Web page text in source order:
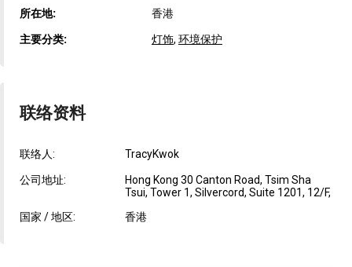
所在地: 香港
主要分类: 灯饰, 环境保护
联络资料
联络人: TracyKwok
公司地址:
Hong Kong 30 Canton Road, Tsim Sha
Tsui, Tower 1, Silvercord, Suite 1201, 12/F,
国家 / 地区:
香港